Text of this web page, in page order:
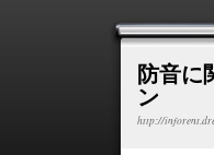
防音に
ン
http://